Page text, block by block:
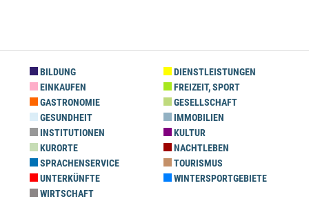
BILDUNG
DIENSTLEISTUNGEN
EINKAUFEN
FREIZEIT, SPORT
GASTRONOMIE
GESELLSCHAFT
GESUNDHEIT
IMMOBILIEN
INSTITUTIONEN
KULTUR
KURORTE
NACHTLEBEN
SPRACHENSERVICE
TOURISMUS
UNTERKÜNFTE
WINTERSPORTGEBIETE
WIRTSCHAFT